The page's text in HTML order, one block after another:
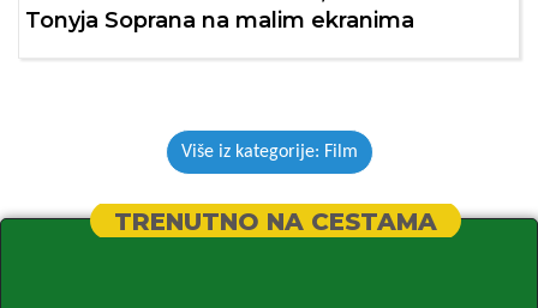
Tonyja Soprana na malim ekranima
Više iz kategorije: Film
TRENUTNO NA CESTAMA